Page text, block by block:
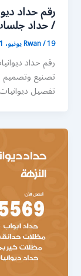
/ حداد
Rwan/19 يونيو، 2021
رقم حداد
تصنيع وتصميم
تفصيل